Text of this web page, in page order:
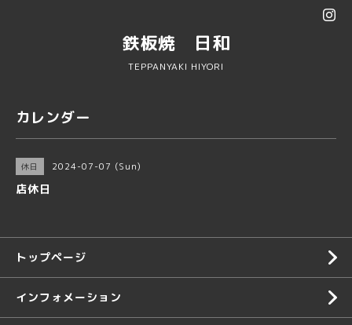
鉄板焼 日和
TEPPANYAKI HIYORI
カレンダー
休日 2024-07-07 (Sun)
店休日
トップページ
インフォメーション